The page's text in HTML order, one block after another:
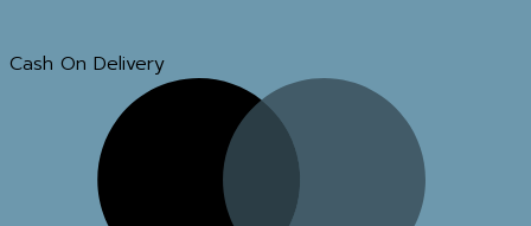
Cash On Delivery